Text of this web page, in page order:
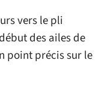
vers le pli
des ailes de
point précis sur le